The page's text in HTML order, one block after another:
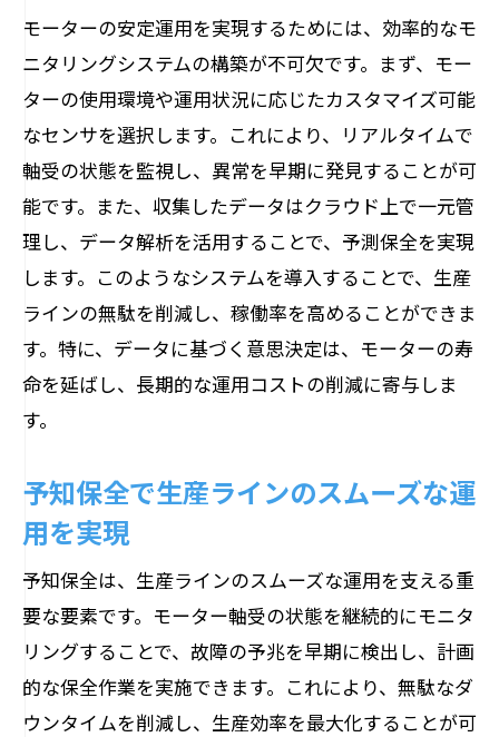
モーターの安定運用を実現するためには、効率的なモ
ニタリングシステムの構築が不可欠です。まず、モー
ターの使用環境や運用状況に応じたカスタマイズ可能
なセンサを選択します。これにより、リアルタイムで
軸受の状態を監視し、異常を早期に発見することが可
能です。また、収集したデータはクラウド上で一元管
理し、データ解析を活用することで、予測保全を実現
します。このようなシステムを導入することで、生産
ラインの無駄を削減し、稼働率を高めることができま
す。特に、データに基づく意思決定は、モーターの寿
命を延ばし、長期的な運用コストの削減に寄与しま
す。
予知保全で生産ラインのスムーズな運
用を実現
予知保全は、生産ラインのスムーズな運用を支える重
要な要素です。モーター軸受の状態を継続的にモニタ
リングすることで、故障の予兆を早期に検出し、計画
的な保全作業を実施できます。これにより、無駄なダ
ウンタイムを削減し、生産効率を最大化することが可